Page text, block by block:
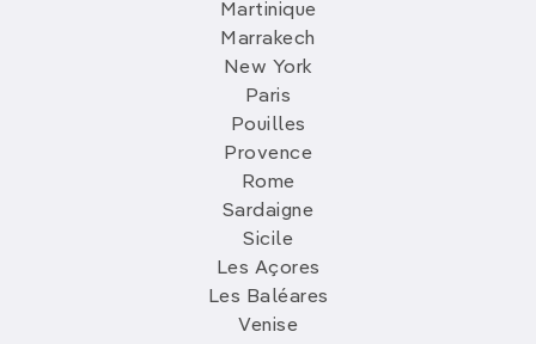
Martinique
Marrakech
New York
Paris
Pouilles
Provence
Rome
Sardaigne
Sicile
Les Açores
Les Baléares
Venise